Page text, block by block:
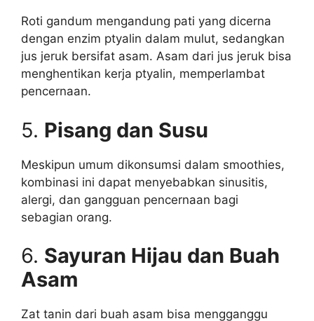
Roti gandum mengandung pati yang dicerna
dengan enzim ptyalin dalam mulut, sedangkan
jus jeruk bersifat asam. Asam dari jus jeruk bisa
menghentikan kerja ptyalin, memperlambat
pencernaan.
5. Pisang dan Susu
Meskipun umum dikonsumsi dalam smoothies,
kombinasi ini dapat menyebabkan sinusitis,
alergi, dan gangguan pencernaan bagi
sebagian orang.
6. Sayuran Hijau dan Buah
Asam
Zat tanin dari buah asam bisa mengganggu